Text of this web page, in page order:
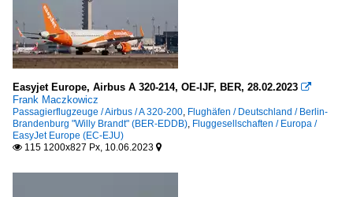
Easyjet Europe, Airbus A 320-214, OE-IJF, BER, 28.02.2023 
Frank Maczkowicz
Passagierflugzeuge / Airbus / A 320-200 Flughäfen / Deutschland / Berlin-
Brandenburg "Willy Brandt" (BER-EDDB) Fluggesellschaften / Europa /
EasyJet Europe (EC-EJU)
 115 1200x827 Px, 10.06.2023 